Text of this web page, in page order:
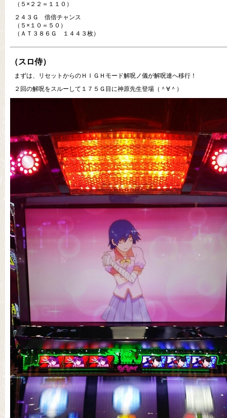
（５×２２＝１１０）
２４３Ｇ 倍倍チャンス
（５×１０＝５０）
（ＡＴ３８６Ｇ １４４３枚）
（スロ侍）
まずは、リセットからのＨＩＧＨモード解呪ノ儀が解呪連へ移行！
２回の解呪をスルーして１７５Ｇ目に神原先生登場（＾∀＾）